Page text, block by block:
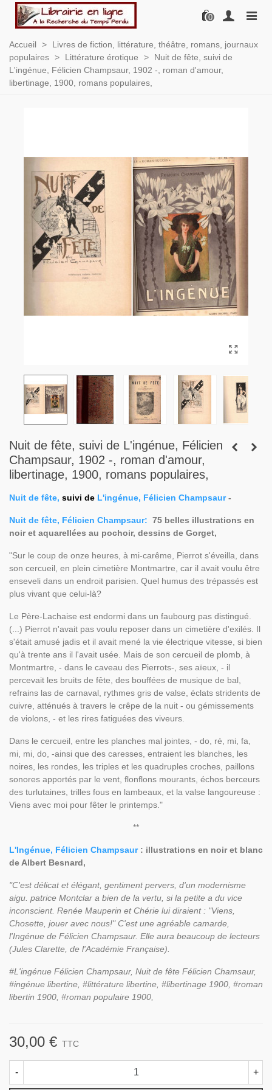
0
Accueil >
Livres de fiction, littérature, théâtre, romans, journaux
populaires > Littérature érotique >
Nuit de fête, suivi de
L'ingénue, Félicien Champsaur, 1902 -, roman d'amour,
libertinage, 1900, romans populaires,
Nuit de fête, suivi de L'ingénue, Félicien
Champsaur, 1902 -, roman d'amour,
libertinage, 1900, romans populaires,
Nuit de fête, suivi de L'ingénue, Félicien Champsaur-
Nuit de fête, Félicien Champsaur: 75 belles illustrations en
noir et aquarellées au pochoir, dessins de Gorget,
"Sur le coup de onze heures, à mi-carême, Pierrot s'éveilla, dans
son cercueil, en plein cimetière Montmartre, car il avait voulu être
enseveli dans un endroit parisien. Quel humus des trépassés est
plus vivant que celui-là?
Le Père-Lachaise est endormi dans un faubourg pas distingué.
(...) Pierrot n'avait pas voulu reposer dans un cimetière d'exilés. Il
s'était amusé jadis et il avait mené la vie électrique vitesse, si bien
qu'à trente ans il l'avait usée. Mais de son cercueil de plomb, à
Montmartre, - dans le caveau des Pierrots-, ses aïeux, - il
percevait les bruits de fête, des bouffées de musique de bal,
refrains las de carnaval, rythmes gris de valse, éclats stridents de
cuivre, atténués à travers le crêpe de la nuit - ou gémissements
de violons, - et les rires fatiguées des viveurs.
Dans le cercueil, entre les planches mal jointes, - do, ré, mi, fa,
mi, mi, do, -ainsi que des caresses, entraient les blanches, les
noires, les rondes, les triples et les quadruples croches, paillons
sonores apportés par le vent, flonflons mourants, échos berceurs
des turlutaines, trilles fous en lambeaux, et la valse langoureuse :
Viens avec moi pour fêter le printemps."
**
L'Ingénue, Félicien Champsaur: illustrations en noir et blanc
de Albert Besnard,
"C'est délicat et élégant, gentiment pervers, d'un modernisme
aigu. patrice Montclar a bien de la vertu, si la petite a du vice
inconscient. Renée Mauperin et Chérie lui diraient : "Viens,
Chosette, jouer avec nous!" C'est une agréable camarde,
l'Ingénue de Félicien Champsaur. Elle aura beaucoup de lecteurs
(Jules Clarette, de l'Académie Française).
#L'ingénue Félicien Champsaur, Nuit de fête Félicien Chamsaur,
#ingénue libertine, #littérature libertine, #libertinage 1900, #roman
libertin 1900, #roman populaire 1900,
30,00 € TTC
- +